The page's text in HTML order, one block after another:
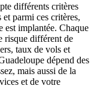
différents critères
parmi ces critères,
est implantée. Chaque
risque différent de
taux de vols et
dépend des
mais aussi de la
et de votre